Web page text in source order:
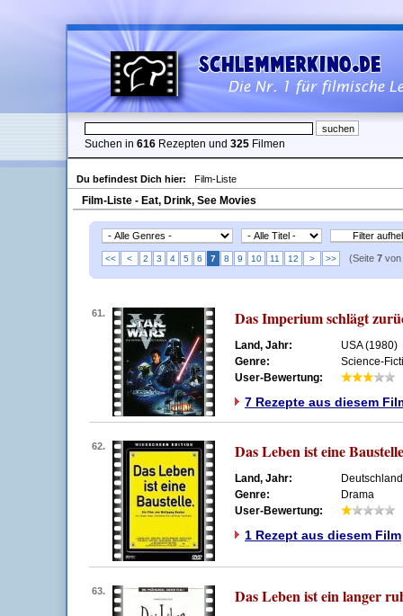
Suchen in 616 Rezepten und 325 Filmen
Du befindest Dich hier: Film-Liste
Film-Liste - Eat, Drink, See Movies
<< < 2 3 4 5 6 7 8 9 10 11 12 > >> (Seite 7 von
61. Das Imperium schlägt
Land, Jahr:
USA (1980)
Genre:
Science-
User-Bewertung:
7 Rezepte aus diesem
62. Das Leben ist eine Baustelle
Land, Jahr:
Genre:
Drama
User-Bewertung:
1 Rezept aus diesem Film
63. Das Leben ist ein langer